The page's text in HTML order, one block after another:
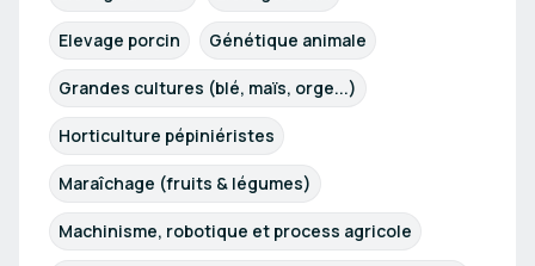
Elevage porcin Génétique animale
Grandes cultures (blé, maïs, orge...)
Horticulture pépiniéristes
Maraîchage (fruits & légumes)
Machinisme, robotique et process agricole